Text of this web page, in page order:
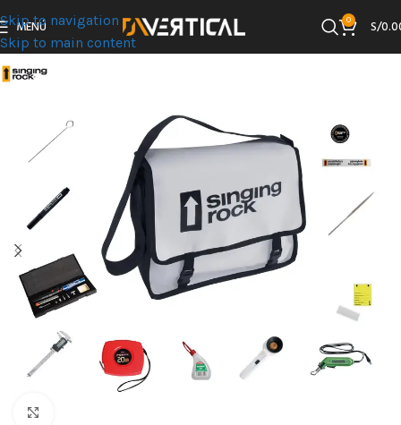
Skip to navigation
Skip to main content
MENÚ 0 S/